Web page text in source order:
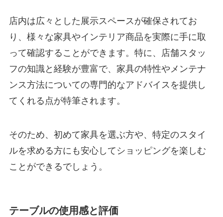
店内は広々とした展示スペースが確保されてお
り、様々な家具やインテリア商品を実際に手に取
って確認することができます。特に、店舗スタッ
フの知識と経験が豊富で、家具の特性やメンテナ
ンス方法についての専門的なアドバイスを提供し
てくれる点が特筆されます。
そのため、初めて家具を選ぶ方や、特定のスタイ
ルを求める方にも安心してショッピングを楽しむ
ことができるでしょう。
テーブルの使用感と評価